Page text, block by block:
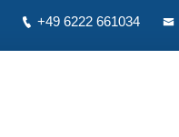
+49 6222 661034